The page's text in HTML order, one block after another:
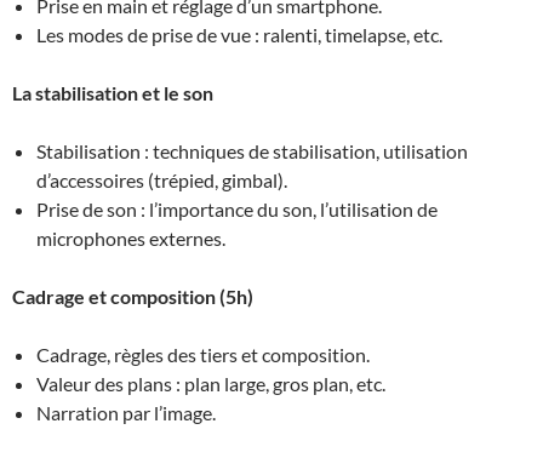
Prise en main et réglage d’un smartphone.
Les modes de prise de vue : ralenti, timelapse, etc.
La stabilisation et le son
Stabilisation : techniques de stabilisation, utilisation
d’accessoires (trépied, gimbal).
Prise de son : l’importance du son, l’utilisation de
microphones externes.
Cadrage et composition (5h)
Cadrage, règles des tiers et composition.
Valeur des plans : plan large, gros plan, etc.
Narration par l’image.